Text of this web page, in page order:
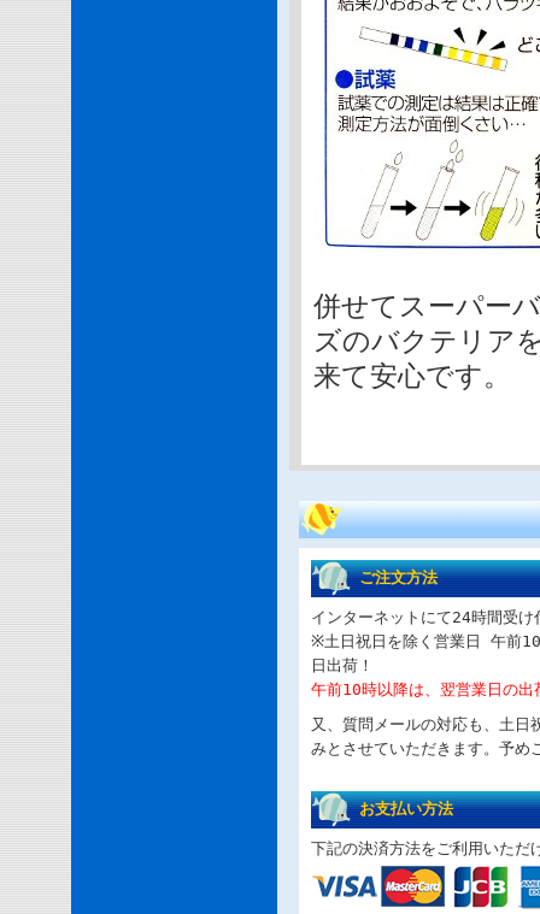
併せてスーパー
ズのバクテリア
来て安心です。
ご注文方法
インターネットにて24時間受け
※土日祝日を除く営業日 午前
日出荷！
午前10時以降は、翌営業日の出
又、質問メールの対応も、土日
みとさせていただきます。予め
お支払い方法
下記の決済方法をご利用いただ